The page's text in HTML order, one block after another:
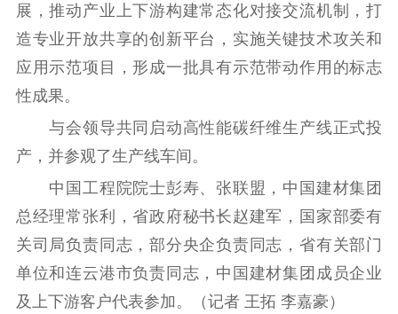
紫金文化艺术节
品牌活动 紫艺舞台
精神文明
文明创建
先进典型
社会宣传
思想政治教育 爱国主义教育
全民国防教育
红色资源保护利
用
新闻出版
展，推动产业上下游构建常态化对接交流机制，打
造专业开放共享的创新平台，实施关键技术攻关和
应用示范项目，形成一批具有示范带动作用的标志
性成果。
与会领导共同启动高性能碳纤维生产线正式投
产，并参观了生产线车间。
中国工程院院士彭寿、张联盟，中国建材集团
总经理常张利，省政府秘书长赵建军，国家部委有
关司局负责同志，部分央企负责同志，省有关部门
单位和连云港市负责同志，中国建材集团成员企业
及上下游客户代表参加。（记者 王拓 李嘉豪）